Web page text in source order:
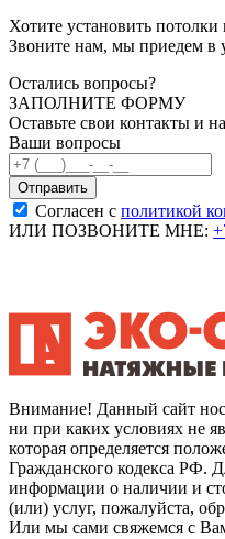
Хотите установить
Звоните нам, мы приедем в
Остались вопросы?
ЗАПОЛНИТЕ ФОРМУ
Оставьте свои контакты и
Ваши вопросы
Согласен с политикой
ИЛИ ПОЗВОНИТЕ МНЕ:
Внимание! Данный сайт
ни при каких условиях не
которая определяется
Гражданского кодекса РФ.
информации о наличии и
(или) услуг, пожалуйста,
Или мы сами свяжемся с